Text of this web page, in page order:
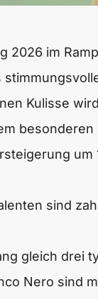
2026 im
Kulisse
um
sind
gleich drei
Nero sind